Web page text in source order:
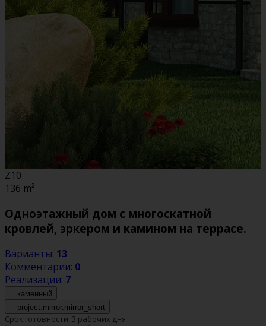
Z10
136 m²
Одноэтажный дом с многоскатной
кровлей, эркером и камином на террасе.
Варианты: 13
Комментарии: 0
Реализации: 7
каменный
project.mirror.mirror_short
Срок готовности: 3 рабочих дня